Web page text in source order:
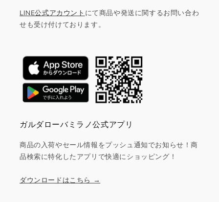
LINE公式アカウント にて商品や発送に関するお問い合わ
せも受け付けております。
ガルダローバミラノ公式アプリ
商品の入荷やセール情報をプッシュ通知でお知らせ！商
品検索に特化したアプリで快適にショッピング！
ダウンロードはこちら →